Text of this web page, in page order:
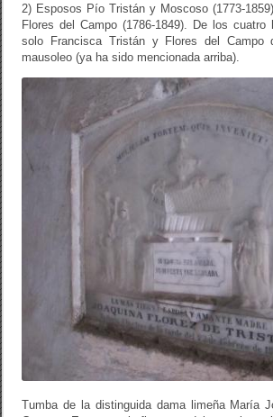
2) Esposos Pío Tristán y Moscoso (1773-
Flores del Campo (1786-1849). De los cuatro
solo Francisca Tristán y Flores del Campo
mausoleo (ya ha sido mencionada arriba).
Tumba de la distinguida dama limeña María